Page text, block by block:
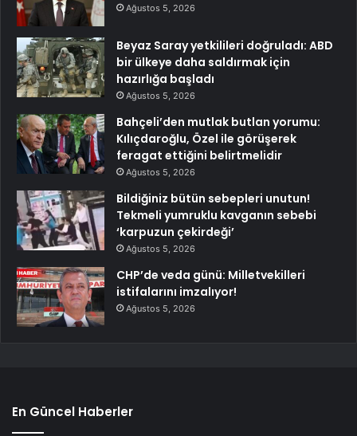
Ağustos 5, 2026
Beyaz Saray yetkilileri doğruladı: ABD
bir ülkeye daha saldırmak için
hazırlığa başladı
Ağustos 5, 2026
Bahçeli’den mutlak butlan yorumu:
Kılıçdaroğlu, Özel ile görüşerek
feragat ettiğini belirtmelidir
Ağustos 5, 2026
Bildiğiniz bütün sebepleri unutun!
Tekmeli yumruklu kavganın sebebi
‘karpuzun çekirdeği’
Ağustos 5, 2026
CHP’de veda günü: Milletvekilleri
istifalarını imzalıyor!
Ağustos 5, 2026
En Güncel Haberler